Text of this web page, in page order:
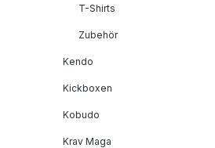
T-Shirts
Zubehör
Kendo
Kickboxen
Kobudo
Krav Maga